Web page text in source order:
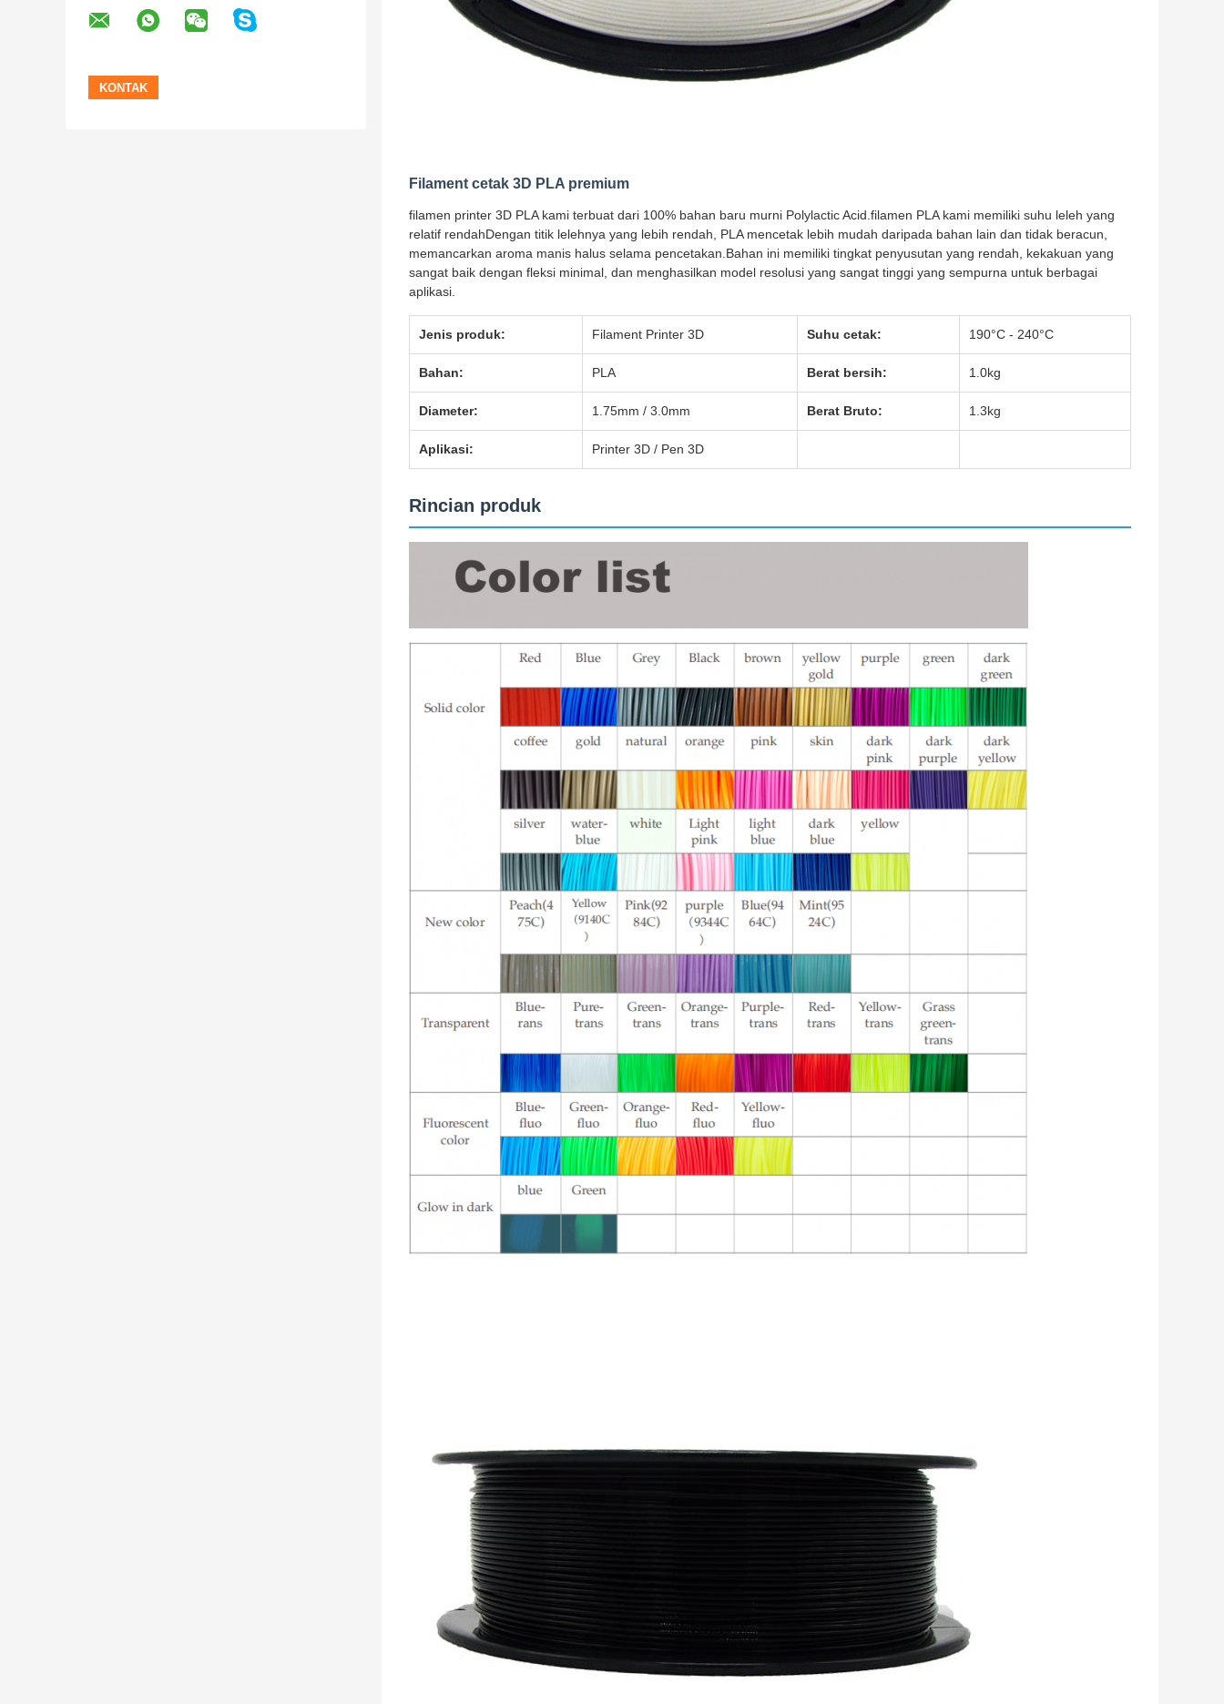
Filament cetak 3D PLA premium
filamen printer 3D PLA kami terbuat dari 100% bahan baru murni Polylactic Acid.filamen PLA kami memiliki suhu leleh yang
relatif rendahDengan titik lelehnya yang lebih rendah, PLA mencetak lebih mudah daripada bahan lain dan tidak beracun,
memancarkan aroma manis halus selama pencetakan.Bahan ini memiliki tingkat penyusutan yang rendah, kekakuan yang
sangat baik dengan fleksi minimal, dan menghasilkan model resolusi yang sangat tinggi yang sempurna untuk berbagai
aplikasi.
Jenis produk: Filament Printer 3D Suhu cetak: 190°C - 240°C
Bahan: PLA Berat bersih: 1.0kg
Diameter: 1.75mm / 3.0mm Berat Bruto: 1.3kg
Aplikasi: Printer 3D / Pen 3D
Rincian produk